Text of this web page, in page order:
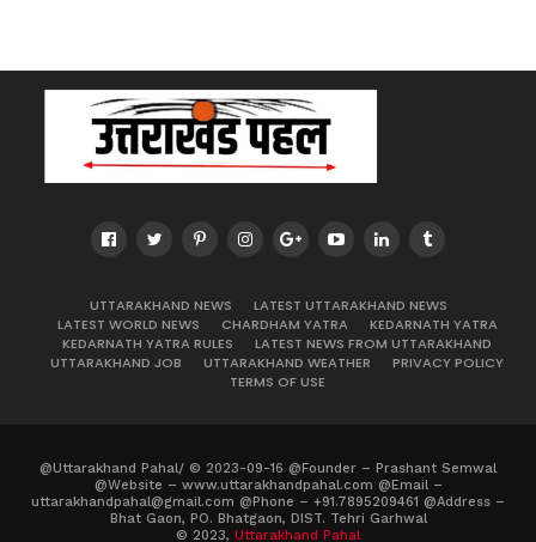
UTTARAKHAND NEWS
LATEST UTTARAKHAND NEWS
LATEST WORLD NEWS
CHARDHAM YATRA
KEDARNATH YATRA
KEDARNATH YATRA RULES
LATEST NEWS FROM UTTARAKHAND
UTTARAKHAND JOB
UTTARAKHAND WEATHER
PRIVACY POLICY
TERMS OF USE
@Uttarakhand Pahal/ © 2023-09-16 @Founder – Prashant Semwal
@Website – www.uttarakhandpahal.com @Email –
uttarakhandpahal@gmail.com @Phone – +91.7895209461 @Address –
Bhat Gaon, PO. Bhatgaon, DIST. Tehri Garhwal
© 2023, Uttarakhand Pahal